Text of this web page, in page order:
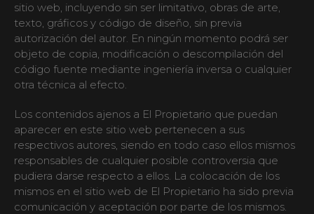
sitio web, incluyendo sin ser limitativo, obras de arte,
texto, gráficos y código de diseño, sin previa
autorización del autor. En ningún momento podrá ser
objeto de copia, modificación o descompilación del
código fuente mediante ingeniería inversa o cualquier
otra técnica al efecto.
Los contenidos ajenos a El Propietario que puedan
aparecer en este sitio web pertenecen a sus
respectivos autores, siendo en todo caso ellos mismos
responsables de cualquier posible controversia que
pudiera darse respecto a ellos. La colocación de los
mismos en el sitio web de El Propietario ha sido previa
comunicación y aceptación por parte de los mismos.